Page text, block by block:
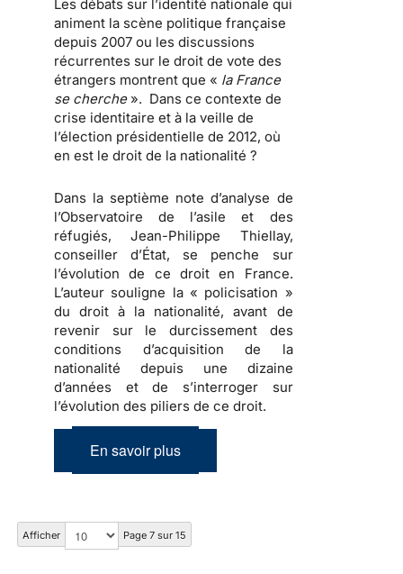
Les débats sur l’identité nationale qui
animent la scène politique française
depuis 2007 ou les discussions
récurrentes sur le droit de vote des
étrangers montrent que « la France
se cherche». Dans ce contexte de
crise identitaire et à la veille de
l’élection présidentielle de 2012, où
en est le droit de la nationalité ?
Dans la septième note d’analyse de
l’Observatoire de l’asile et des
réfugiés,Jean-Philippe Thiellay,
conseiller d’État, se penche sur
l’évolution de ce droit en France.
L’auteur souligne la « policisation »
du droit à la nationalité, avant de
revenir sur le durcissement des
conditions d’acquisition de la
nationalité depuis une dizaine
d’années et de s’interroger sur
l’évolution des piliers de ce droit.
En savoir plus
Afficher Page 7 sur 15